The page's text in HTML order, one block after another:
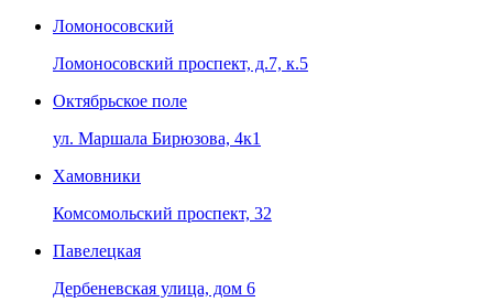
Ломоносовский
Ломоносовский проспект, д.7, к.5
Октябрьское поле
ул. Маршала Бирюзова, 4к1
Хамовники
Комсомольский проспект, 32
Павелецкая
Дербеневская улица, дом 6